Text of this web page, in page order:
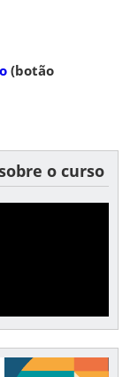
(botão
o curso